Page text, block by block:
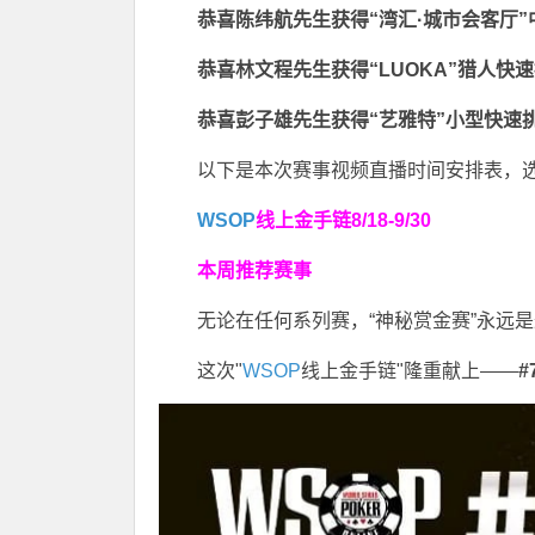
恭喜陈纬航先生获得“湾汇·城市会客厅
恭喜林文程先生获得“LUOKA”猎人快
恭喜彭子雄先生获得“艺雅特”小型快速
以下是本次赛事视频直播时间安排表，
WSOP线上金手链8/18-9/30
本周推荐赛事
无论在任何系列赛，“神秘赏金赛”永远
这次"WSOP线上金手链"隆重献上——